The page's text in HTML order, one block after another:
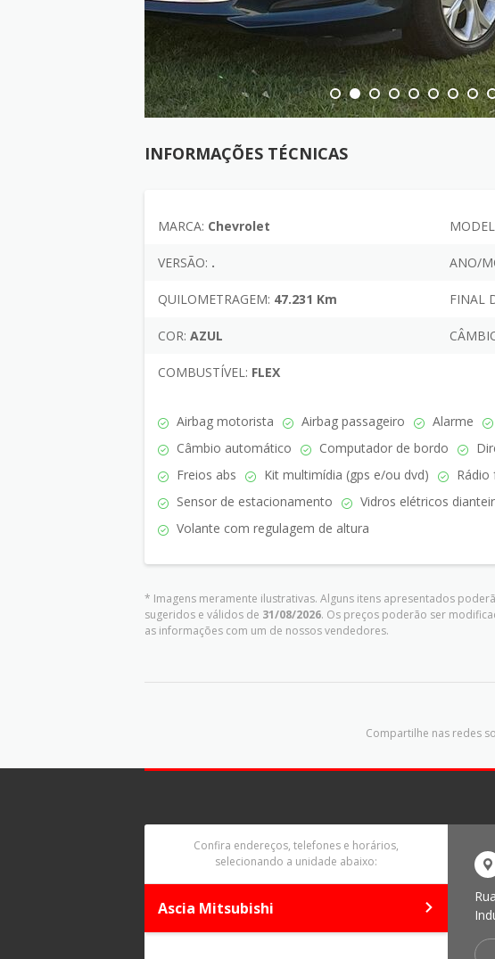
INFORMAÇÕES TÉCNICAS
MARCA: Chevrolet
VERSÃO: . ANO/
QUILOMETRAGEM: 47.231 Km FINAL
COR: AZUL
COMBUSTÍVEL: FLEX
Airbag motorista Airbag passageiro Alarme
Câmbio automático
Computador de bordo
Freios abs
Kit multimídia (gps e/ou dvd)
Sensor de estacionamento
Vidros elétricos
Volante com regulagem de altura
* Imagens meramente ilustrativas. Alguns itens apresentados
sugeridos e válidos de 31/08/2026. Os preços poderão ser
as informações com um de nossos vendedores.
Compartilhe nas redes
Confira endereços, telefones e horários,
selecionando a unidade abaixo:
Ascia Mitsubishi